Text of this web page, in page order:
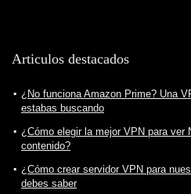
Articulos destacados
¿No funciona Amazon Prime? Una
estabas buscando
¿Cómo elegir la mejor VPN para ver
contenido?
¿Cómo crear servidor VPN para
debes saber